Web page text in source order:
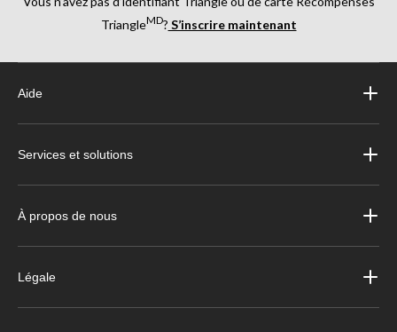
TriangleMD? S’inscrire maintenant
Aide
Services et solutions
À propos de nous
Légale